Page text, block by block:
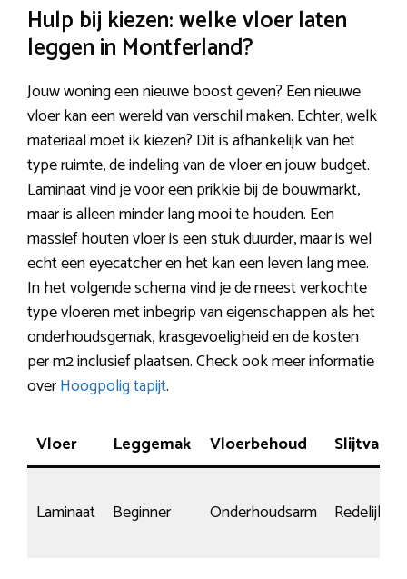
Hulp bij kiezen: welke vloer laten
leggen in Montferland?
Jouw woning een nieuwe boost geven? Een nieuwe
vloer kan een wereld van verschil maken. Echter, welk
materiaal moet ik kiezen? Dit is afhankelijk van het
type ruimte, de indeling van de vloer en jouw budget.
Laminaat vind je voor een prikkie bij de bouwmarkt,
maar is alleen minder lang mooi te houden. Een
massief houten vloer is een stuk duurder, maar is wel
echt een eyecatcher en het kan een leven lang mee.
In het volgende schema vind je de meest verkochte
type vloeren met inbegrip van eigenschappen als het
onderhoudsgemak, krasgevoeligheid en de kosten
per m2 inclusief plaatsen. Check ook meer informatie
overHoogpolig tapijt.
Vloer Leggemak Vloerbehoud
Laminaat Beginner Onderhoudsarm Redelijk